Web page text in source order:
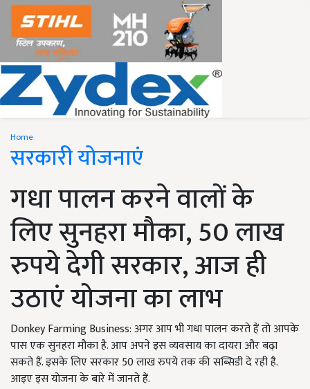
Home
सरकारी योजनाएं
गधा पालन करने वालों के
लिए सुनहरा मौका, 50 लाख
रुपये देगी सरकार, आज ही
उठाएं योजना का लाभ
Donkey Farming Business: अगर आप भी गधा पालन करते हैं तो आपके
पास एक सुनहरा मौका है. आप अपने इस व्यवसाय का दायरा और बढ़ा
सकते हैं. इसके लिए सरकार 50 लाख रुपये तक की सब्सिडी दे रही है.
आइए इस योजना के बारे में जानते हैं.